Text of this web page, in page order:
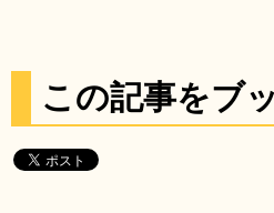
この記事をブ